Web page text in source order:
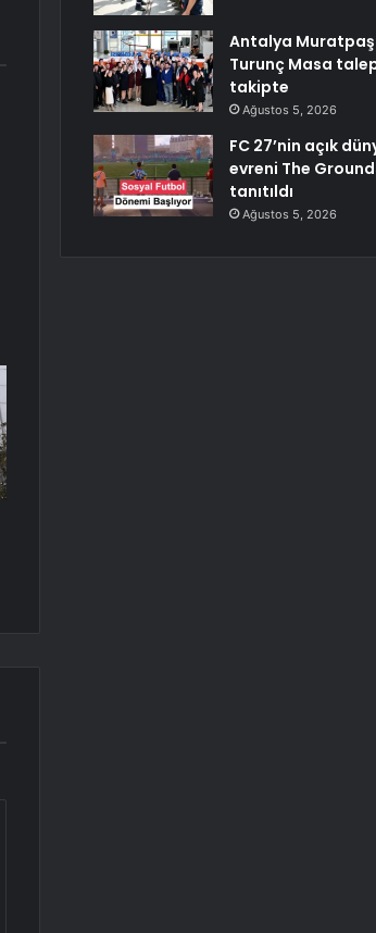
Antalya
Turunç Masa
takipte
Ağustos 5, 2026
FC 27’nin açık
evreni The
tanıtıldı
Ağustos 5, 2026